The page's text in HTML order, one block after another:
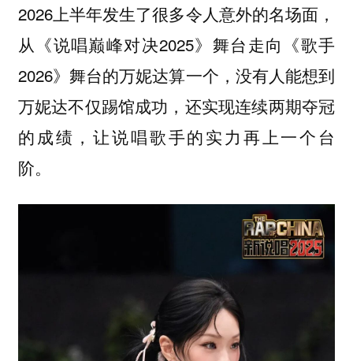
2026上半年发生了很多令人意外的名场面，
从《说唱巅峰对决2025》舞台走向《歌手
2026》舞台的万妮达算一个，没有人能想到
万妮达不仅踢馆成功，还实现连续两期夺冠
的成绩，让说唱歌手的实力再上一个台
阶。